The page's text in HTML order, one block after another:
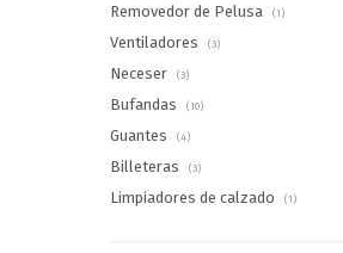
Removedor de Pelusa (1)
Ventiladores (3)
Neceser (3)
Bufandas (10)
Guantes (4)
Billeteras (3)
Limpiadores de calzado (1)